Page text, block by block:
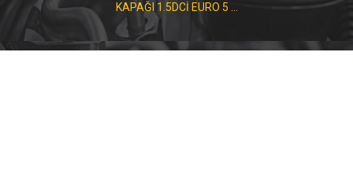
KAPAĞI 1.5DCİ EURO 5 ...